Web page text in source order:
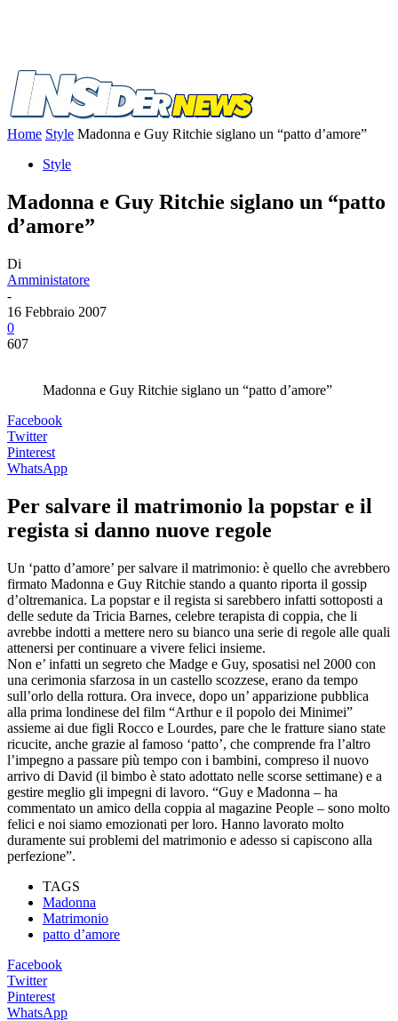
Home Style Madonna e Guy Ritchie siglano un “patto d’amore”
Style
Madonna e Guy Ritchie siglano un “patto
d’amore”
Di
Amministatore
-
16 Febbraio 2007
0
607
Madonna e Guy Ritchie siglano un “patto d’amore”
Facebook
Twitter
Pinterest
WhatsApp
Per salvare il matrimonio la popstar e il
regista si danno nuove regole
Un ‘patto d’amore’ per salvare il matrimonio: è quello che avrebbero
firmato Madonna e Guy Ritchie stando a quanto riporta il gossip
d’oltremanica. La popstar e il regista si sarebbero infatti sottoposti a
delle sedute da Tricia Barnes, celebre terapista di coppia, che li
avrebbe indotti a mettere nero su bianco una serie di regole alle quali
attenersi per continuare a vivere felici insieme.
Non e’ infatti un segreto che Madge e Guy, sposatisi nel 2000 con
una cerimonia sfarzosa in un castello scozzese, erano da tempo
sull’orlo della rottura. Ora invece, dopo un’ apparizione pubblica
alla prima londinese del film “Arthur e il popolo dei Minimei”
assieme ai due figli Rocco e Lourdes, pare che le fratture siano state
ricucite, anche grazie al famoso ‘patto’, che comprende fra l’altro
l’impegno a passare più tempo con i bambini, compreso il nuovo
arrivo di David (il bimbo è stato adottato nelle scorse settimane) e a
gestire meglio gli impegni di lavoro. “Guy e Madonna – ha
commentato un amico della coppia al magazine People – sono molto
felici e noi siamo emozionati per loro. Hanno lavorato molto
duramente sui problemi del matrimonio e adesso si capiscono alla
perfezione”.
TAGS
Madonna
Matrimonio
patto d’amore
Facebook
Twitter
Pinterest
WhatsApp